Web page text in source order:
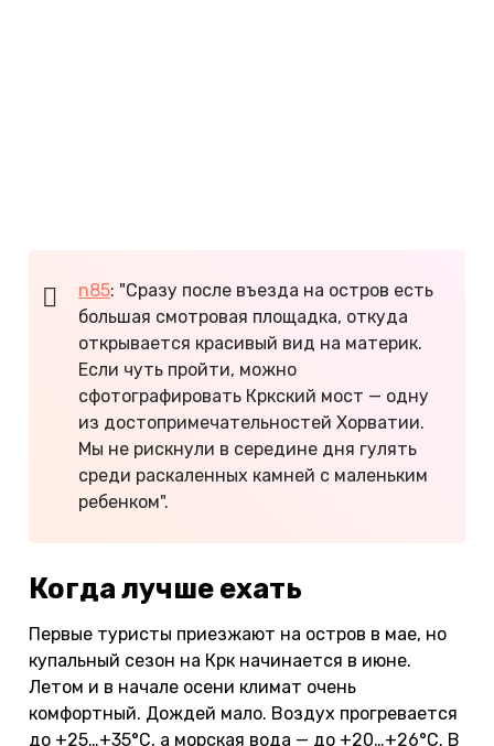
n85: "Сразу после въезда на остров есть
большая смотровая площадка, откуда
открывается красивый вид на материк.
Если чуть пройти, можно
сфотографировать Кркский мост — одну
из достопримечательностей Хорватии.
Мы не рискнули в середине дня гулять
среди раскаленных камней с маленьким
ребенком".
Когда лучше ехать
Первые туристы приезжают на остров в мае, но
купальный сезон на Крк начинается в июне.
Летом и в начале осени климат очень
комфортный. Дождей мало. Воздух прогревается
до +25…+35°С, а морская вода — до +20…+26°С. В